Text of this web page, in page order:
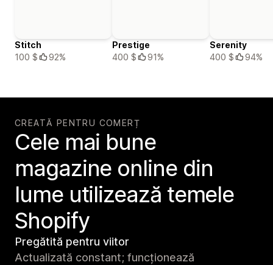
Stitch
100 $
92%
Prestige
400 $
91%
Serenity
400 $
94%
CREATĂ PENTRU COMERȚ
Cele mai bune
magazine online din
lume utilizează temele
Shopify
Pregătită pentru viitor
Actualizată constant; funcționează